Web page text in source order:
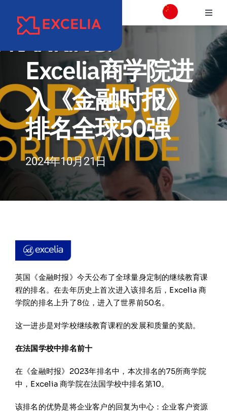
切
换
导
航
校区介绍
学院
项目专业介绍
国际交流合作
在线申请与咨询
学校新闻
联系我们
Excelia商学院进
入《金融时报》
排名全球50强
2024年10月21日
英国《金融时报》今天公布了全球量身定制的继续教育课
程的排名。在去年历史上首次进入该排名后，Excelia 商
学院的排名上升了8位，进入了世界前50名。
这一进步是对学校继续教育课程的发展和质量的奖励。
在法国学校中排名前十
在《金融时报》2023年排名中，本次排名的75所商学院
中，Excelia 商学院在法国学校中排名第10。
该排名的优势是将企业客户的回复为中心：企业客户资源